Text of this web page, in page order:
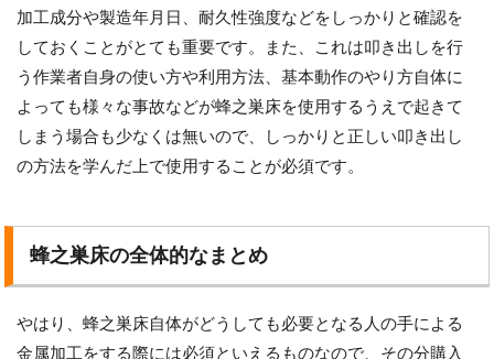
加工成分や製造年月日、耐久性強度などをしっかりと確認を
しておくことがとても重要です。また、これは叩き出しを行
う作業者自身の使い方や利用方法、基本動作のやり方自体に
よっても様々な事故などが蜂之巣床を使用するうえで起きて
しまう場合も少なくは無いので、しっかりと正しい叩き出し
の方法を学んだ上で使用することが必須です。
蜂之巣床の全体的なまとめ
やはり、蜂之巣床自体がどうしても必要となる人の手による
金属加工をする際には必須といえるものなので、その分購入